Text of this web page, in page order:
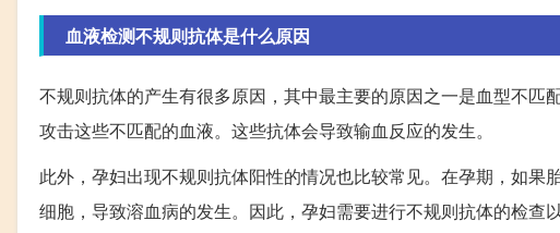
血液检测不规则抗体是什么原因
不规则抗体的产生有很多原因，其中最主要的原因之一是血型不
攻击这些不匹配的血液。这些抗体会导致输血反应的发生。
此外，孕妇出现不规则抗体阳性的情况也比较常见。在孕期，如
细胞，导致溶血病的发生。因此，孕妇需要进行不规则抗体的检查